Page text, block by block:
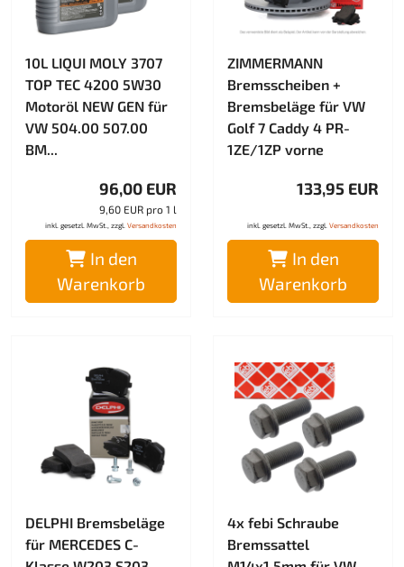
10L LIQUI MOLY 3707
TOP TEC 4200 5W30
Motoröl NEW GEN für
VW 504.00 507.00
BM...
96,00 EUR
9,60 EUR pro 1 l
inkl. gesetzl. MwSt., zzgl. Versandkosten
In den
Warenkorb
ZIMMERMANN
Bremsscheiben +
Bremsbeläge für VW
Golf 7 Caddy 4 PR-
1ZE/1ZP vorne
133,95 EUR
inkl. gesetzl. MwSt., zzgl. Versandkosten
In den
Warenkorb
DELPHI Bremsbeläge
für MERCEDES C-
4x febi Schraube
Bremssattel